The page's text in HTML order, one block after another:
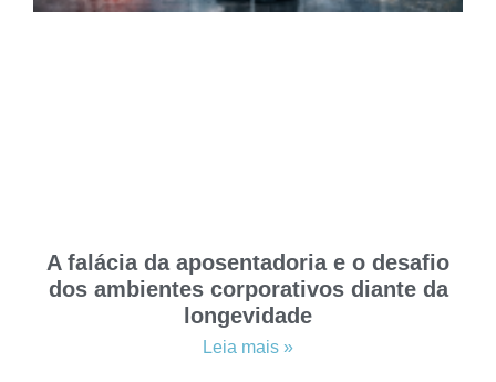
A falácia da aposentadoria e o desafio
dos ambientes corporativos diante da
longevidade
Leia mais »